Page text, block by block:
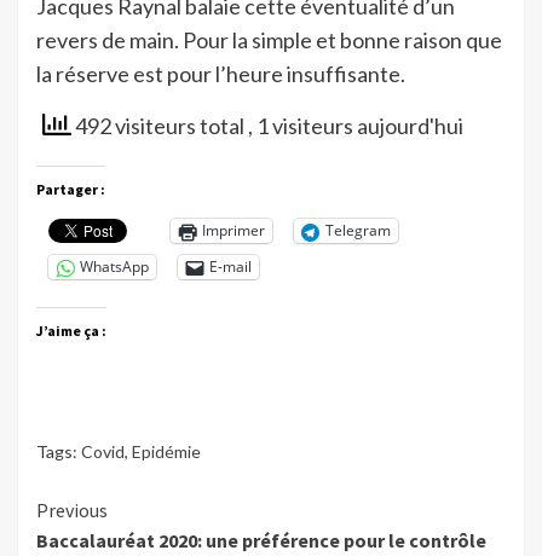
Jacques Raynal balaie cette éventualité d’un
revers de main. Pour la simple et bonne raison que
la réserve est pour l’heure insuffisante.
492 visiteurs total , 1 visiteurs aujourd'hui
Partager :
Imprimer
Telegram
WhatsApp
E-mail
J’aime ça :
Tags: Covid, Epidémie
Continue
Previous
Baccalauréat 2020: une préférence pour le contrôle